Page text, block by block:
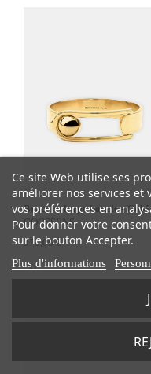
Bracelet large boucle - Gold
GOOSSENS
370,00 €
XL
Ce site Web utilise ses
améliorer nos services et
vos préférences en
Pour donner votre
sur le bouton Accepter.
Plus d'informations